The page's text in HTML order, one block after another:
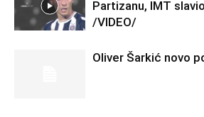
Partizanu, IMT
/VIDEO/
Oliver Šarkić novo